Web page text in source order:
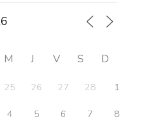
M J V S D
25 26 27 28 1
4 5 6 7
8